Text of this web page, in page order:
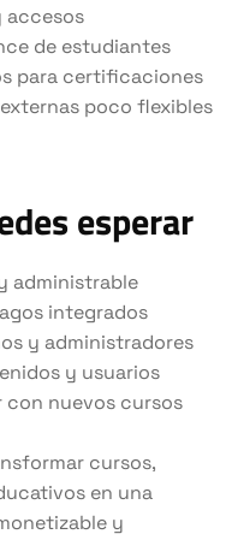
accesos
de estudiantes
para certificaciones
poco flexibles
esperar
administrable
integrados
y administradores
y usuarios
con nuevos cursos
cursos,
en una
y